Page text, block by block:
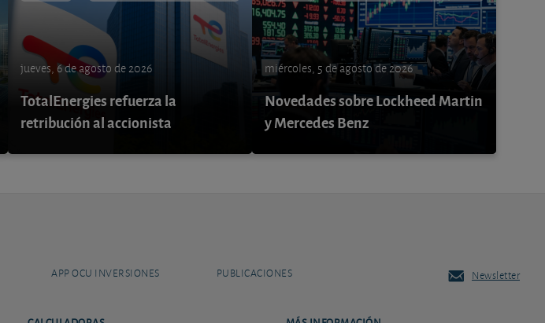
jueves, 6 de agosto de 2026
TotalEnergies refuerza la
retribución al accionista
miércoles, 5 de agosto de 2026
Novedades sobre Lockheed Martin
y Mercedes Benz
APP OCU INVERSIONES PUBLICACIONES Newsletter